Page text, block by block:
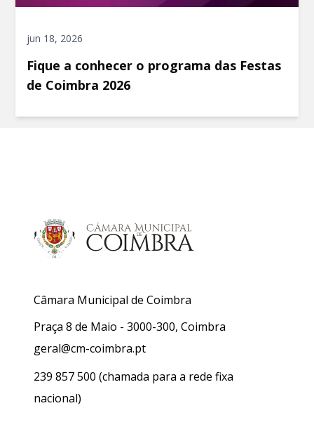
jun 18, 2026
Fique a conhecer o programa das Festas
de Coimbra 2026
Câmara Municipal de Coimbra
Praça 8 de Maio - 3000-300, Coimbra
geral@cm-coimbra.pt
239 857 500 (chamada para a rede fixa
nacional)